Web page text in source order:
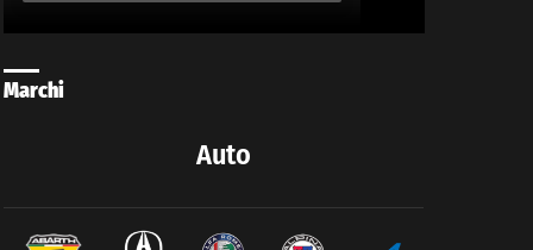
Marchi
Auto